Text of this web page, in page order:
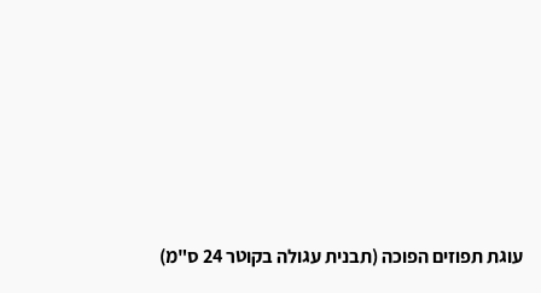
עוגת תפוזים הפוכה (תבנית עגולה בקוטר 24 ס"מ)